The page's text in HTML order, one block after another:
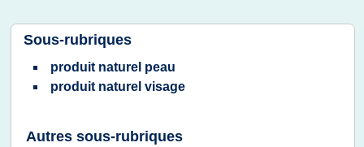
Sous-rubriques
produit naturel peau
produit naturel visage
Autres sous-rubriques